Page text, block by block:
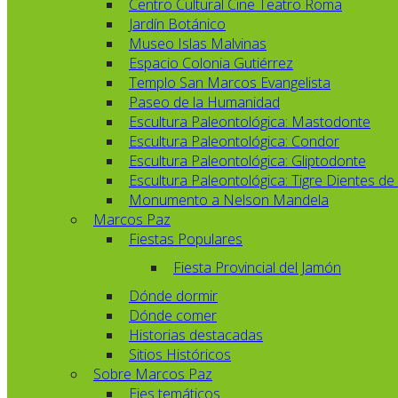
Centro Cultural Cine Teatro Roma
Jardín Botánico
Museo Islas Malvinas
Espacio Colonia Gutiérrez
Templo San Marcos Evangelista
Paseo de la Humanidad
Escultura Paleontológica: Mastodonte
Escultura Paleontológica: Condor
Escultura Paleontológica: Gliptodonte
Escultura Paleontológica: Tigre Dientes de
Monumento a Nelson Mandela
Marcos Paz
Fiestas Populares
Fiesta Provincial del Jamón
Dónde dormir
Dónde comer
Historias destacadas
Sitios Históricos
Sobre Marcos Paz
Ejes temáticos